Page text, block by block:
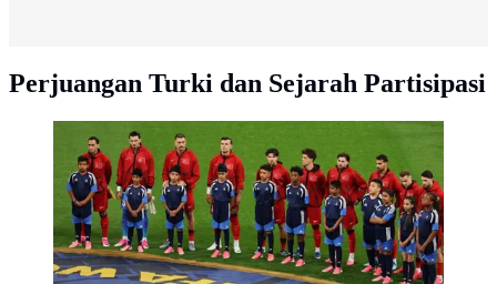
Perjuangan Turki dan Sejarah Partisipasi
Pemain Timnas Turki berbaris untuk menyanyikan lagu
kebangsaan sebelum pertandingan Grup D Piala Dunia
2026 antara Australia dan Turki di BC Place Vancouver
pada 14 Juni 2026 di Vancouver, British Columbia.
(Richard Heathcote/Getty Images via AFP)